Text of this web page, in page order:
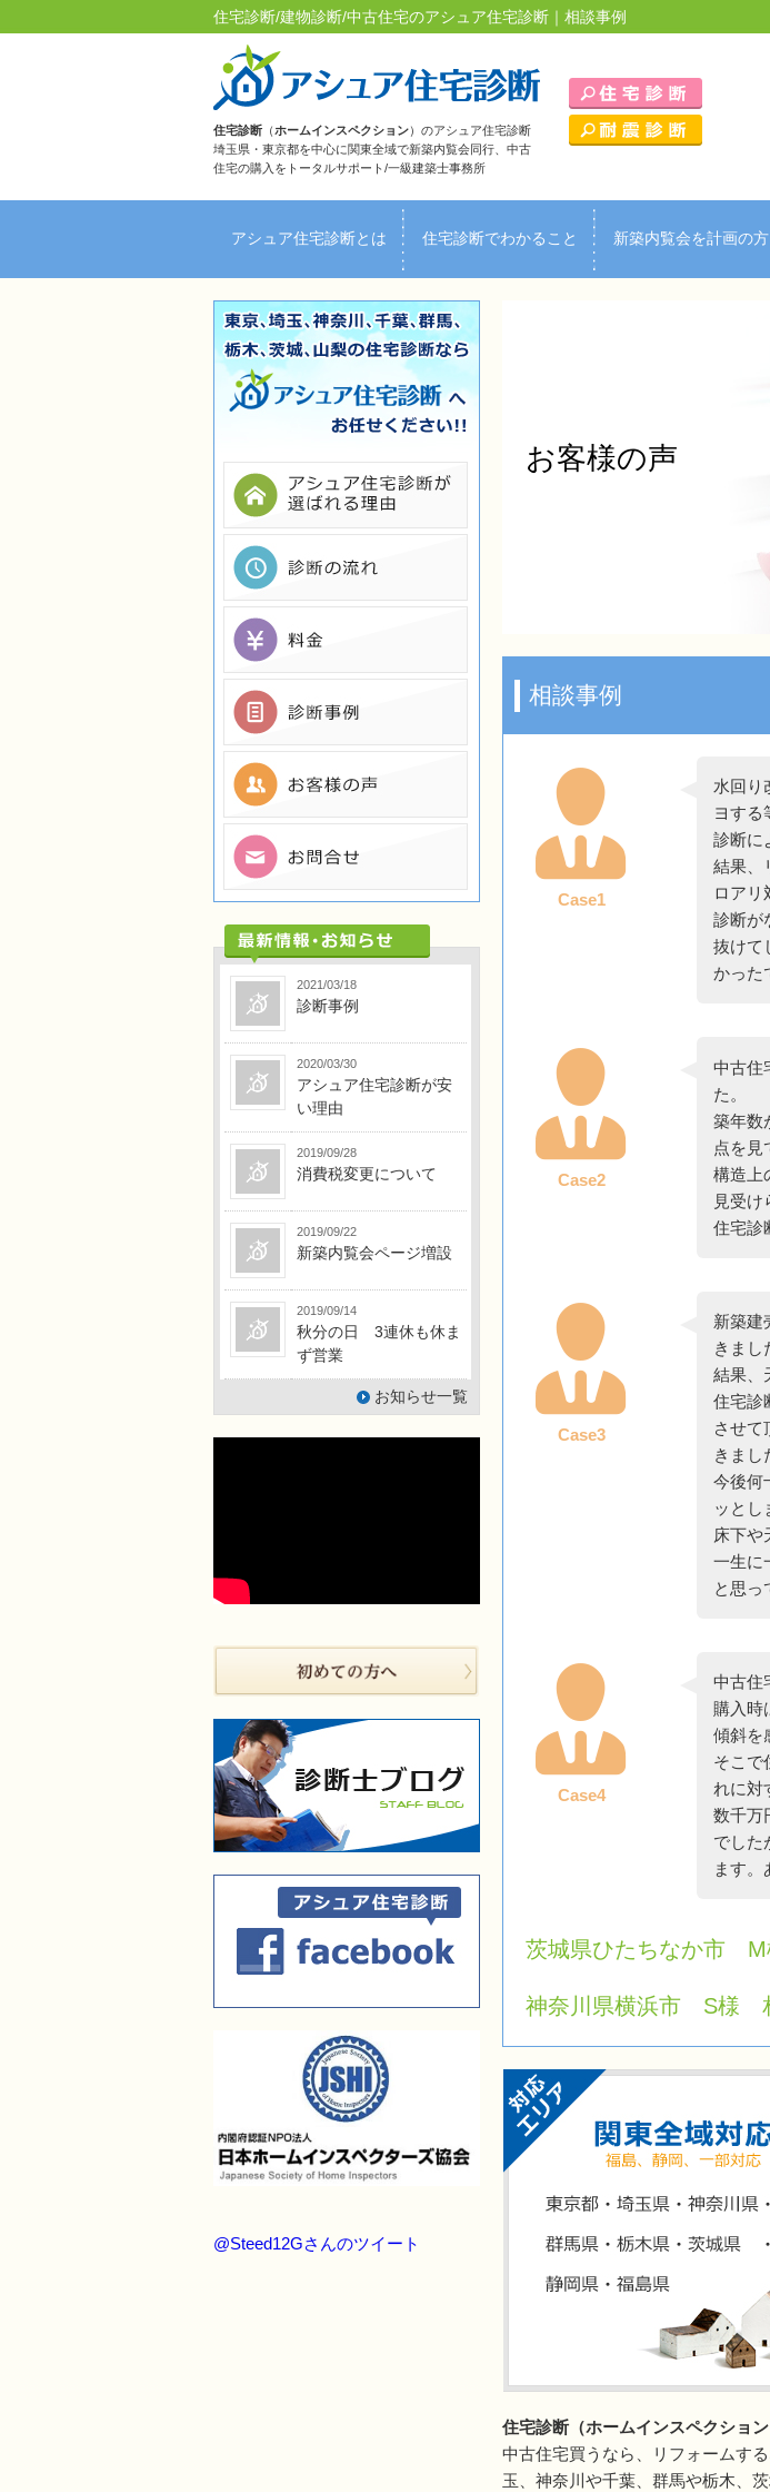
住宅診断/建物診断/中古住宅のアシュア住宅診断｜相談事例
住宅診断 （ ホームインスペクション）のアシュア住宅診断
埼玉県・東京都を中心に関東全域で新築内覧会同行、中古
住宅の購入をトータルサポート/一級建築士事務所
アシュア住宅診断とは 住宅診断でわかること 新築内覧会を計画の方
ＦＡＱ
お客様の声
相談事例
Case1
水回り
ヨする
診断に
結果、
ロアリ
診断が
抜けて
かった
Case2
中古住
た。
築年数
点を見
構造上
見受け
住宅診
Case3
新築建
きまし
結果、
住宅診
させて
きまし
今後何
ッとし
床下や
一生に
と思っ
Case4
中古住
購入時
傾斜を
そこで
れに対
数千万
でした
ます。
茨城県ひたちなか市
神奈川県横浜市 S様
住宅診断（ホームインスペクショ
中古住宅買うなら、リフォームす
玉、神奈川や千葉、群馬や栃木、
2021/03/18
診断事例
2020/03/30
アシュア住宅診断が安
い理由
2019/09/28
消費税変更について
2019/09/22
新築内覧会ページ増設
2019/09/14
秋分の日 3連休も休ま
ず営業
お知らせ一覧
@Steed12Gさんのツイート